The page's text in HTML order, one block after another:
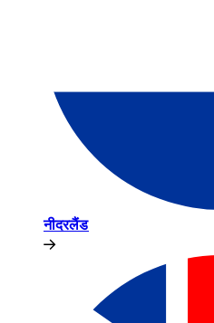
नीदरलैंड​​